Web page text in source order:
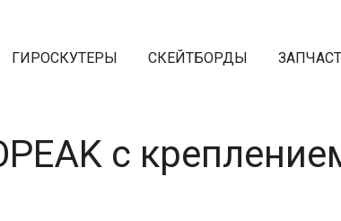
ГИРОСКУТЕРЫ СКЕЙТБОРДЫ
с